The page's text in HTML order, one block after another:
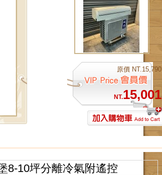
原價 NT.15,790
NT.15,001
8-10坪分離冷氣附遙控